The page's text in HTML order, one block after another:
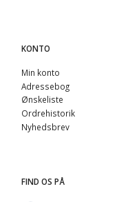
KONTO
Min konto
Adressebog
Ønskeliste
Ordrehistorik
Nyhedsbrev
FIND OS PÅ